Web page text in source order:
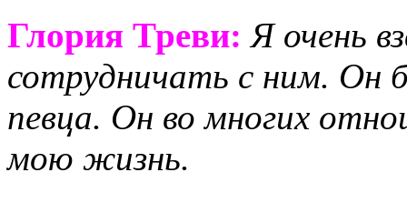
Глория Треви: Я очень
сотрудничать с ним. Он
певца. Он во многих
мою жизнь.